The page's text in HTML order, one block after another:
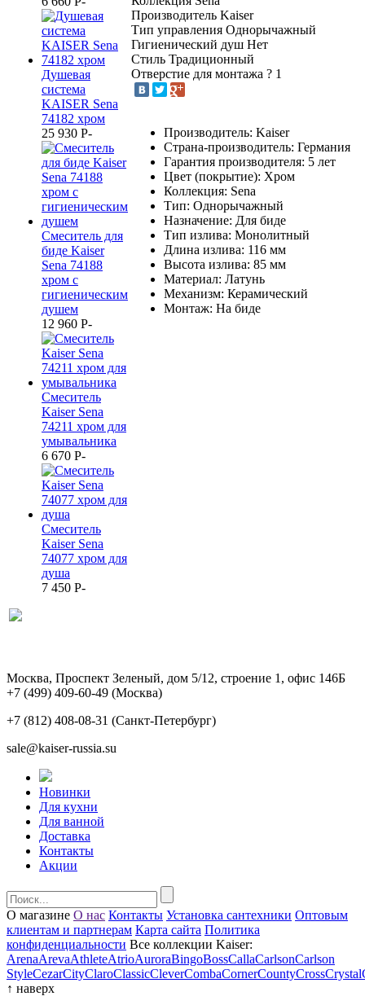
Душевая
система
KAISER Sena
74182 хром
25 930 P-
Смеситель для
биде Kaiser
Sena 74188
хром с
гигиеническим
душем
12 960 P-
Смеситель
Kaiser Sena
74211 хром для
умывальника
6 670 P-
Смеситель
Kaiser Sena
74077 хром для
душа
7 450 P-
Производитель Kaiser
Тип управления Однорычажный
Гигиенический душ Нет
Стиль Традиционный
Отверстие для монтажа ? 1
Производитель: Kaiser
Страна-производитель: Германия
Гарантия производителя: 5 лет
Цвет (покрытие): Хром
Коллекция: Sena
Тип: Однорычажный
Назначение: Для биде
Тип излива: Монолитный
Длина излива: 116 мм
Высота излива: 85 мм
Материал: Латунь
Механизм: Керамический
Монтаж: На биде
Москва, Проспект Зеленый, дом 5/12, строение 1, офис 146Б
+7 (499) 409-60-49 (Москва)
+7 (812) 408-08-31 (Санкт-Петербург)
sale@kaiser-russia.su
Новинки
Для кухни
Для ванной
Доставка
Контакты
Акции
О магазине О нас Контакты Установка сантехники Оптовым
клиентам и партнерам Карта сайта Политика
конфиденциальности Все коллекции Kaiser:
ArenaArevaAthleteAtrioAuroraBingoBossCallaCarlsonCarlson
StyleCezarCityClaroClassicCleverCombaCornerCountyCrossCrystal
↑ наверх